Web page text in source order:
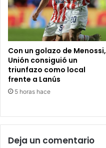
Con un golazo de Menossi,
Unión consiguió un
triunfazo como local
frente a Lanús
5 horas hace
Deja un comentario